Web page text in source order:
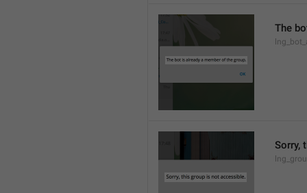
The
Sorry,